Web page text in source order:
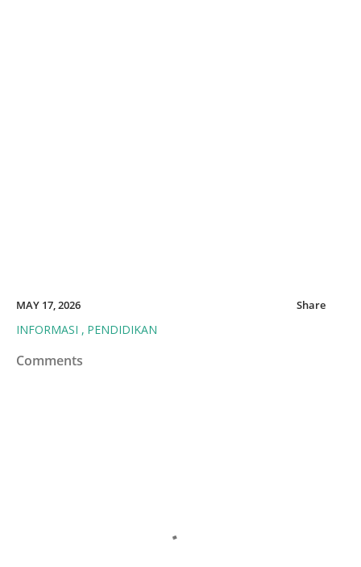
MAY 17, 2026
INFORMASI PENDIDIKAN
Share
Comments